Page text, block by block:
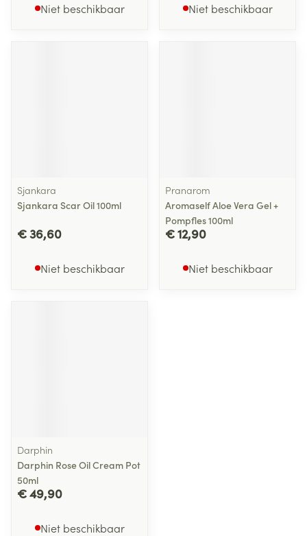
Niet beschikbaar Niet beschikbaar
Sjankara
Sjankara Scar Oil 100ml
€ 36,60
Niet beschikbaar
Pranarom
Aromaself Aloe Vera Gel +
Pompfles 100ml
€ 12,90
Niet beschikbaar
Darphin
Darphin Rose Oil Cream Pot
50ml
€ 49,90
Niet beschikbaar